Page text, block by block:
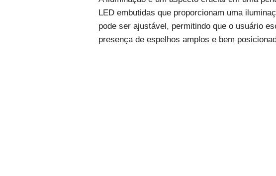
LED embutidas que proporcionam uma
pode ser ajustável, permitindo que o usuário
presença de espelhos amplos e bem